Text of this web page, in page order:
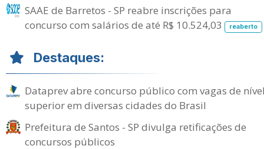
SAAE de Barretos - SP reabre inscrições para
concurso com salários de até R$ 10.524,03
reaberto
Destaques:
Dataprev abre concurso público com vagas de
superior em diversas cidades do Brasil
Prefeitura de Santos - SP divulga retificações de
concursos públicos